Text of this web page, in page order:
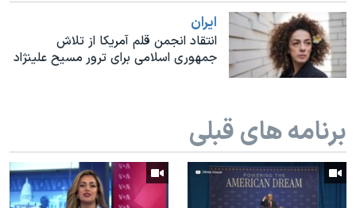
نرگس محمدی برنده جایزه نوبل صلح
همایش محافظه‌کاران آمریکا «سی‌پک»
سفر پرزیدنت ترامپ به چین
ايران
انتقاد انجمن قلم آمریکا از تلاش
جمهوری اسلامی برای ترور مسیح علینژاد
برنامه های قبلی